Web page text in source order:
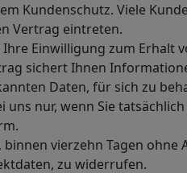
Kundenschutz. Viele
Vertrag eintreten.
Einwilligung zum Erhalt
sichert Ihnen
Daten, für sich zu
uns nur, wenn Sie
binnen vierzehn Tagen
zu widerrufen.